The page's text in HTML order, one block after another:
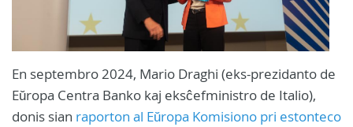
En septembro 2024, Mario Draghi (eks-prezidanto de
Eŭropa Centra Banko kaj eksĉefministro de Italio),
donis sian raporton al Eŭropa Komisiono pri estonteco